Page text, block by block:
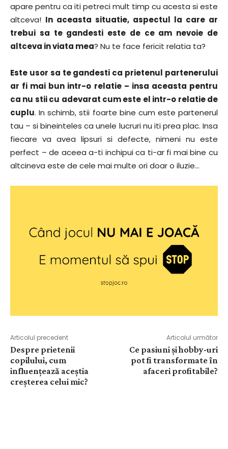
apare pentru ca iti petreci mult timp cu acesta si este
altceva! In aceasta situatie, aspectul la care ar
trebui sa te gandesti este de ce am nevoie de
altceva in viata mea? Nu te face fericit relatia ta?
Este usor sa te gandesti ca prietenul partenerului
ar fi mai bun intr-o relatie – insa aceasta pentru
ca nu stii cu adevarat cum este el intr-o relatie de
cuplu. In schimb, stii foarte bine cum este partenerul
tau – si bineinteles ca unele lucruri nu iti prea plac. Insa
fiecare va avea lipsuri si defecte, nimeni nu este
perfect – de aceea a-ti inchipui ca ti-ar fi mai bine cu
altcineva este de cele mai multe ori doar o iluzie…
Articolul precedent
Despre prietenii
copilului, cum
influențează aceștia
creșterea celui mic?
Articolul următor
Ce pasiuni și hobby-uri
pot fi transformate în
afaceri profitabile?